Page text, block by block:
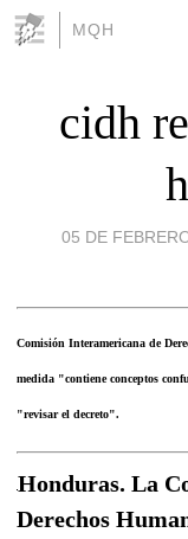
MQH
cidh
05 DE
Comisión Interamericana de
medida "contiene conceptos
"revisar el decreto".
Honduras. La
Derechos